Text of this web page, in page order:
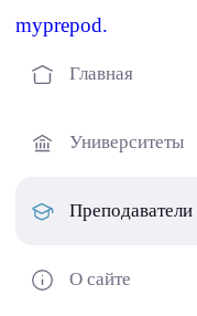
myprepod.
Главная
Университеты
Преподаватели
О сайте